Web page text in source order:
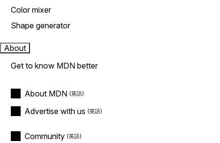
Color mixer
Shape generator
About
Get to know MDN better
About MDN
Advertise with us
Community